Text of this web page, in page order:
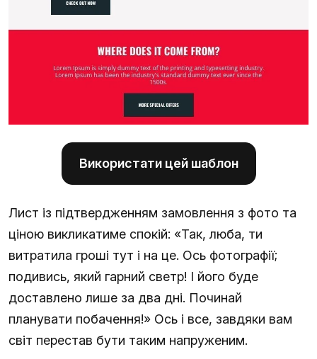
Використати цей шаблон
Лист із підтвердженням замовлення з фото та
ціною викликатиме спокій: «Так, люба, ти
витратила гроші тут і на це. Ось фотографії;
подивись, який гарний светр! І його буде
доставлено лише за два дні. Починай
планувати побачення!» Ось і все, завдяки вам
світ перестав бути таким напруженим.